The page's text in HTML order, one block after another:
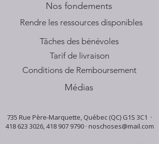
Nos fondements
​Rendre les ressources disponibles
Tâches des bénévoles
Tarif de livraison
Conditions de Remboursement
Médias
735 Rue Père-Marquette, Québec (QC) G1S 3C1 ·
418 623 3026,418 907 9790· noschoses@mail.com